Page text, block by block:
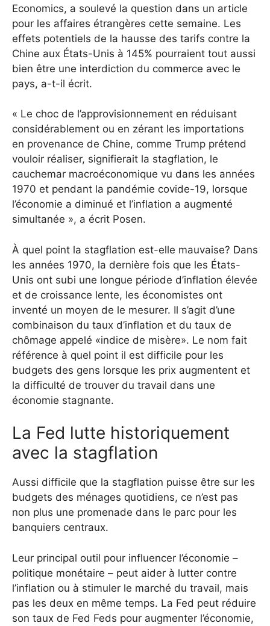
Economics, a soulevé la question dans un article
pour les affaires étrangères cette semaine. Les
effets potentiels de la hausse des tarifs contre la
Chine aux États-Unis à 145% pourraient tout aussi
bien être une interdiction du commerce avec le
pays, a-t-il écrit.
« Le choc de l’approvisionnement en réduisant
considérablement ou en zérant les importations
en provenance de Chine, comme Trump prétend
vouloir réaliser, signifierait la stagflation, le
cauchemar macroéconomique vu dans les années
1970 et pendant la pandémie covide-19, lorsque
l’économie a diminué et l’inflation a augmenté
simultanée », a écrit Posen.
À quel point la stagflation est-elle mauvaise? Dans
les années 1970, la dernière fois que les États-
Unis ont subi une longue période d’inflation élevée
et de croissance lente, les économistes ont
inventé un moyen de le mesurer. Il s’agit d’une
combinaison du taux d’inflation et du taux de
chômage appelé «indice de misère». Le nom fait
référence à quel point il est difficile pour les
budgets des gens lorsque les prix augmentent et
la difficulté de trouver du travail dans une
économie stagnante.
La Fed lutte historiquement
avec la stagflation
Aussi difficile que la stagflation puisse être sur les
budgets des ménages quotidiens, ce n’est pas
non plus une promenade dans le parc pour les
banquiers centraux.
Leur principal outil pour influencer l’économie –
politique monétaire – peut aider à lutter contre
l’inflation ou à stimuler le marché du travail, mais
pas les deux en même temps. La Fed peut réduire
son taux de Fed Feds pour augmenter l’économie,